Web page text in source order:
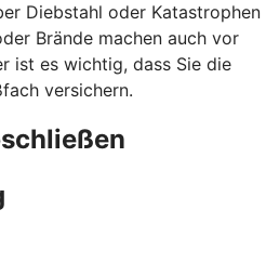
Diebstahl oder Katastrophen
Brände machen auch vor
ist es wichtig, dass Sie die
versichern.